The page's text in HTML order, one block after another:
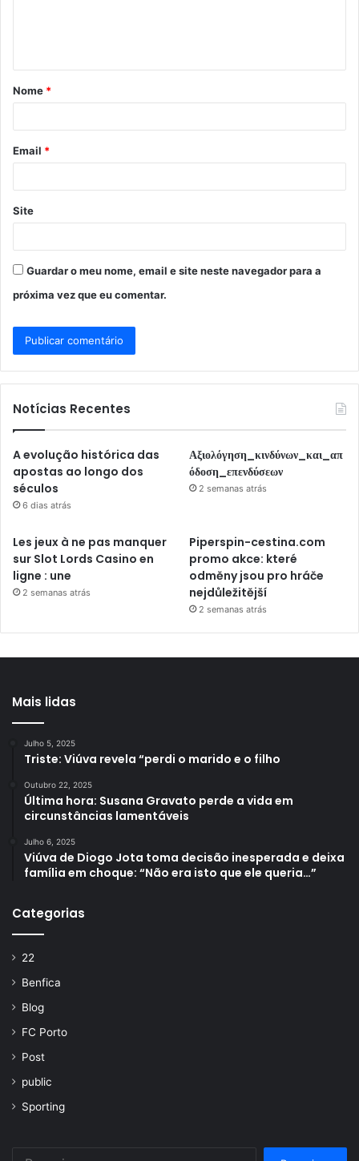
á
r
*
Nome *
Email *
Site
Guardar o meu nome, email e site neste navegador para a
próxima vez que eu comentar.
Notícias Recentes
A evolução histórica das
apostas ao longo dos
séculos
6 dias atrás
Αξιολόγηση_κινδύνων_και_απ
όδοση_επενδύσεων
2 semanas atrás
Les jeux à ne pas manquer
sur Slot Lords Casino en
ligne : une
2 semanas atrás
Piperspin-cestina.com
promo akce: které
odměny jsou pro hráče
nejdůležitější
2 semanas atrás
Mais lidas
Julho 5, 2025
Triste: Viúva revela “perdi o marido e o filho
Outubro 22, 2025
Última hora: Susana Gravato perde a vida em
circunstâncias lamentáveis
Julho 6, 2025
Viúva de Diogo Jota toma decisão inesperada e deixa
família em choque: “Não era isto que ele queria…”
Categorias
22
Benfica
Blog
FC Porto
Post
public
Sporting